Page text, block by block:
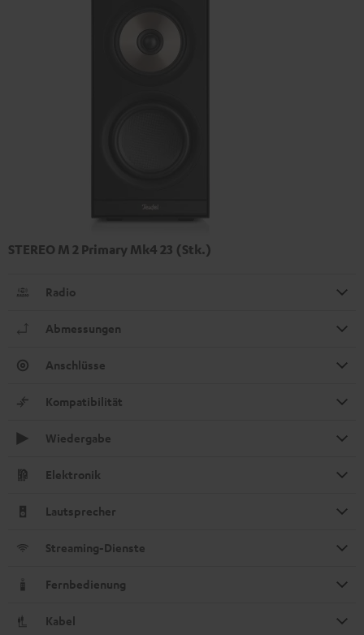
STEREO M 2 Primary Mk4 23 (Stk.)
Radio
Abmessungen
Anschlüsse
Kompatibilität
Wiedergabe
Elektronik
Lautsprecher
Streaming-Dienste
Fernbedienung
Kabel